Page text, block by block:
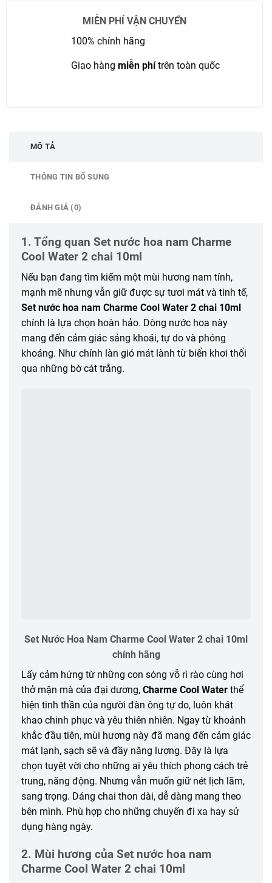
MIỄN PHÍ VẬN CHUYỂN
100% chính hãng
Giao hàng miễn phítrên toàn quốc
MÔ TẢ
THÔNG TIN BỔ SUNG
ĐÁNH GIÁ (0)
1. Tổng quan Set nước hoa nam Charme
Cool Water 2 chai 10ml
Nếu bạn đang tìm kiếm một mùi hương nam tính,
mạnh mẽ nhưng vẫn giữ được sự tươi mát và tinh tế,
Set nước hoa nam Charme Cool Water 2 chai 10ml
chính là lựa chọn hoàn hảo. Dòng nước hoa này
mang đến cảm giác sảng khoái, tự do và phóng
khoáng. Như chính làn gió mát lành từ biển khơi thổi
qua những bờ cát trắng.
Set Nước Hoa Nam Charme Cool Water 2 chai 10ml
chính hãng
Lấy cảm hứng từ những con sóng vỗ rì rào cùng hơi
thở mặn mà của đại dương, Charme Cool Water thể
hiện tinh thần của người đàn ông tự do, luôn khát
khao chinh phục và yêu thiên nhiên. Ngay từ khoảnh
khắc đầu tiên, mùi hương này đã mang đến cảm giác
mát lạnh, sạch sẽ và đầy năng lượng. Đây là lựa
chọn tuyệt vời cho những ai yêu thích phong cách trẻ
trung, năng động. Nhưng vẫn muốn giữ nét lịch lãm,
sang trọng. Dáng chai thon dài, dễ dàng mang theo
bên mình. Phù hợp cho những chuyến đi xa hay sử
dụng hàng ngày.
2. Mùi hương của Set nước hoa nam
Charme Cool Water 2 chai 10ml